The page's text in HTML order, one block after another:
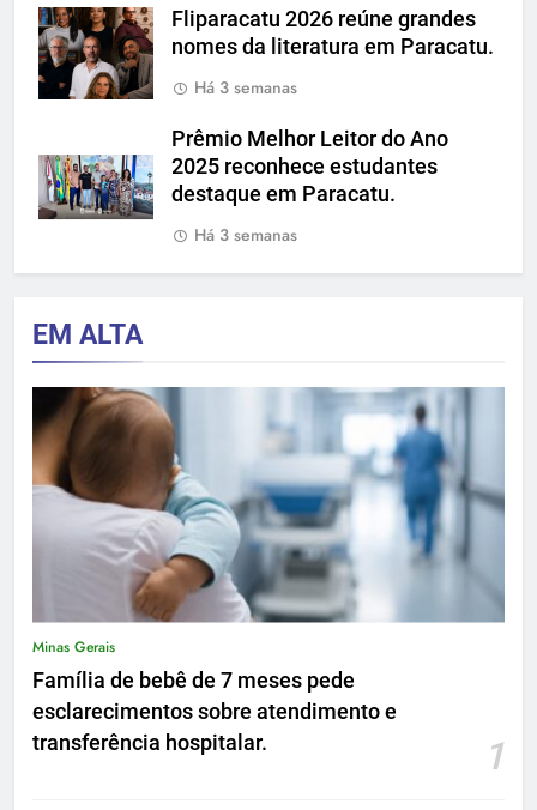
Fliparacatu 2026 reúne grandes
nomes da literatura em Paracatu.
Há 3 semanas
Prêmio Melhor Leitor do Ano
2025 reconhece estudantes
destaque em Paracatu.
Há 3 semanas
EM ALTA
Minas Gerais
Família de bebê de 7 meses pede
esclarecimentos sobre atendimento e
transferência hospitalar.
1